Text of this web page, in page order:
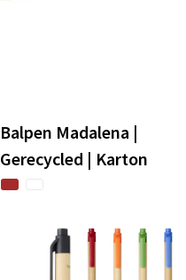
Balpen Madalena |
Gerecycled | Karton